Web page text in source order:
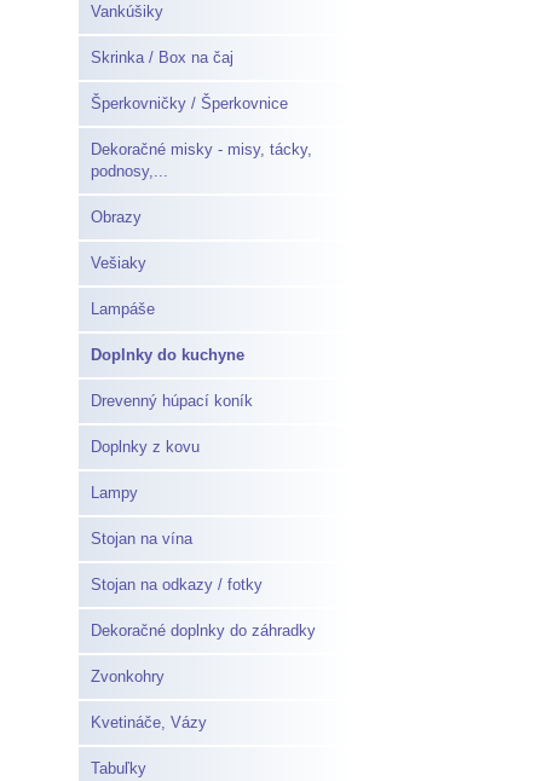
Vankúšiky
Skrinka / Box na čaj
Šperkovničky / Šperkovnice
Dekoračné misky - misy, tácky,
podnosy,...
Obrazy
Vešiaky
Lampáše
Doplnky do kuchyne
Drevenný húpací koník
Doplnky z kovu
Lampy
Stojan na vína
Stojan na odkazy / fotky
Dekoračné doplnky do záhradky
Zvonkohry
Kvetináče, Vázy
Tabuľky